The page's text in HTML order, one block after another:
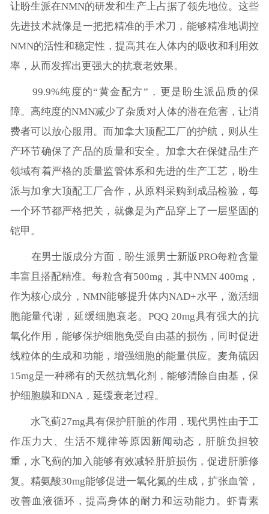
让盼生派在NMN的研发和生产上占据了领先地位。这些
先进技术就像是一把把精准的手术刀，能够精准地调控
NMN的活性和稳定性，提高其在人体内的吸收和利用效
率，从而发挥出更强大的抗衰老效果。
99.9%纯度的“黄金配方”，更是盼生派品质的保
障。高纯度的NMN减少了杂质对人体的潜在危害，让消
费者可以放心服用。而加拿大顶配工厂的护航，则从生
产环节确保了产品的质量和安全。加拿大在保健品生产
领域有着严格的质量监管体系和先进的生产工艺，盼生
派与加拿大顶配工厂合作，从原料采购到成品检验，每
一个环节都严格把关，就像是为产品穿上了一层坚固的
铠甲。
在男士版成分方面，盼生派男士新版PRO每粒含量
丰富且搭配精准。每粒含有500mg，其中NMN 400mg，
作为核心成分，NMN能够提升体内NAD+水平，激活细
胞能量代谢，延缓细胞衰老。PQQ 20mg具有强大的抗
氧化作用，能够保护细胞免受自由基的损伤，同时促进
线粒体的生成和功能，增强细胞的能量供应。麦角硫因
15mg是一种稀有的天然抗氧化剂，能够清除自由基，保
护细胞膜和DNA，延缓衰老过程。
水飞蓟27mg具有保护肝脏的作用，现代男性由于工
作压力大、生活不规律等原因 新闻动态 ，肝脏负担较
重，水飞蓟的加入能够有效减轻肝脏损伤，促进肝脏修
复。精氨酸30mg能够促进一氧化氮的生成，扩张血管，
改善血液循环，提高身体的耐力和运动能力。虾青素